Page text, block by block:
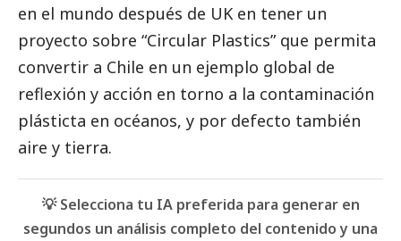
en el mundo después de UK en tener un
proyecto sobre “Circular Plastics” que permita
convertir a Chile en un ejemplo global de
reflexión y acción en torno a la contaminación
plásticta en océanos, y por defecto también
aire y tierra.
💡 Selecciona tu IA preferida para generar en
segundos un análisis completo del contenido y una